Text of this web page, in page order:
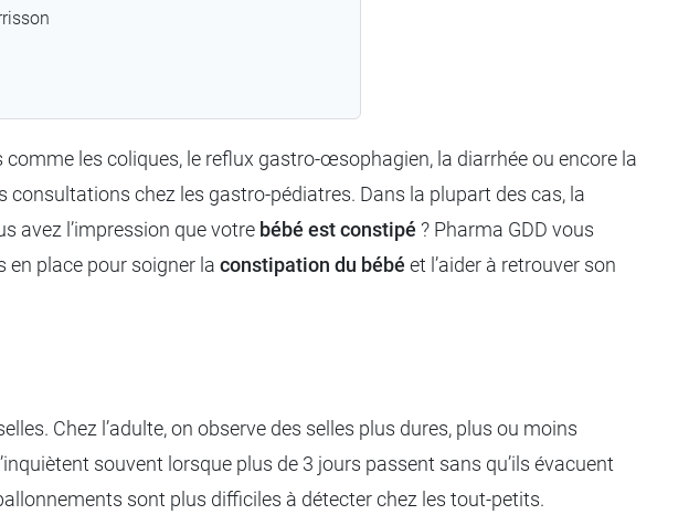
les coliques, le reflux gastro-œsophagien, la diarrhée ou encore la
consultations chez les gastro-pédiatres. Dans la plupart des cas, la
avez l’impression que votre bébé est constipé ? Pharma GDD vous
place pour soigner la constipation du bébé et l’aider à retrouver son
Chez l’adulte, on observe des selles plus dures, plus ou moins
souvent lorsque plus de 3 jours passent sans qu’ils évacuent
sont plus difficiles à détecter chez les tout-petits.